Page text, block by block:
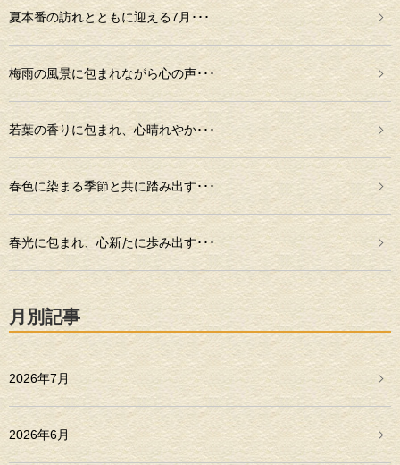
夏本番の訪れとともに迎える7月･･･
梅雨の風景に包まれながら心の声･･･
若葉の香りに包まれ、心晴れやか･･･
春色に染まる季節と共に踏み出す･･･
春光に包まれ、心新たに歩み出す･･･
月別記事
2026年7月
2026年6月